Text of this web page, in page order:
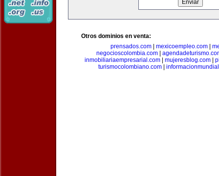
Otros dominios en venta:
prensados.com
mexicoempleo.com
negocioscolombia.com|
inmobiliariaempresarial.com| mujeresblog.com|
turismocolombiano.com